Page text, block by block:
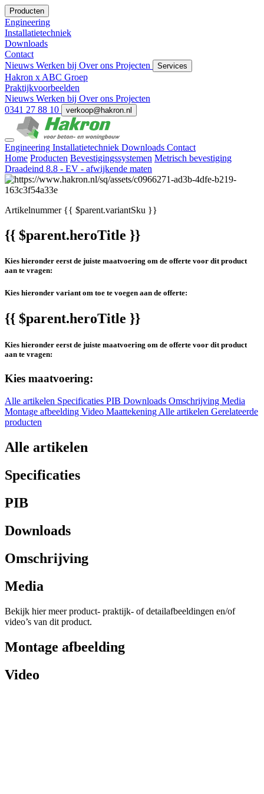
Producten
Engineering
Installatietechniek
Downloads
Contact
Nieuws Werken bij Over ons Projecten Services
Hakron x ABC Groep
Praktijkvoorbeelden
Nieuws Werken bij Over ons Projecten
0341 27 88 10
verkoop@hakron.nl
Engineering Installatietechniek Downloads Contact
Home Producten Bevestigingssystemen Metrisch bevestiging
Draadeind 8.8 - EV - afwijkende maten
Artikelnummer{{ $parent.variantSku }}
{{ $parent.heroTitle }}
Kies hieronder eerst de juiste maatvoering om de offerte voor dit product
aan te vragen:
Kies hieronder variant om toe te voegen aan de offerte:
{{ $parent.heroTitle }}
Kies hieronder eerst de juiste maatvoering om de offerte voor dit product
aan te vragen:
Kies maatvoering:
Alle artikelen Specificaties PIB Downloads Omschrijving Media
Montage afbeelding Video MaattekeningAlle artikelen Gerelateerde
producten
Alle artikelen
Specificaties
PIB
Downloads
Omschrijving
Media
Bekijk hier meer product- praktijk- of detailafbeeldingen en/of
video’s van dit product.
Montage afbeelding
Video